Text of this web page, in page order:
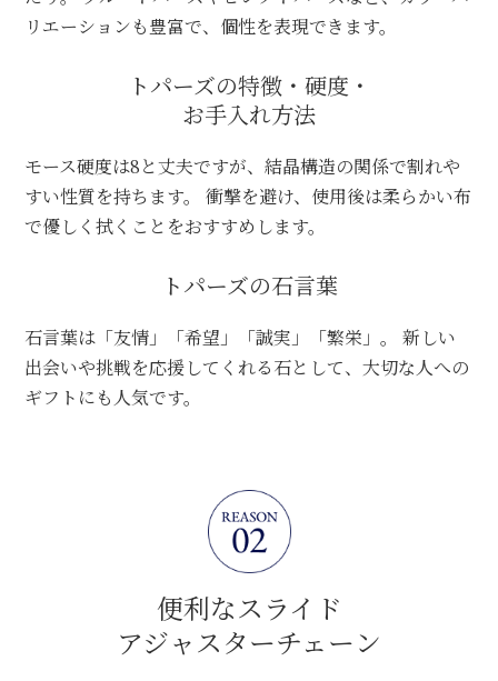
リエーションも豊富で、個性を表現できます。
トパーズの特徴・硬度・
お手入れ方法
モース硬度は8と丈夫ですが、結晶構造の関係で割れや
すい性質を持ちます。 衝撃を避け、使用後は柔らかい布
で優しく拭くことをおすすめします。
トパーズの石言葉
石言葉は「友情」「希望」「誠実」「繁栄」。 新しい
出会いや挑戦を応援してくれる石として、大切な人への
ギフトにも人気です。
便利なスライド
アジャスターチェーン